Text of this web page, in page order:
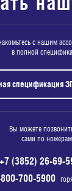
с нашим
в полной
спецификация
Вы можете
сами по
+7 (3852) 26-69-
700-5900